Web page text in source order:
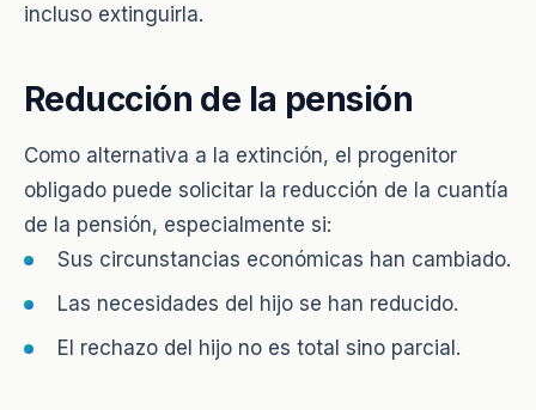
incluso extinguirla.
Reducción de la pensión
Como alternativa a la extinción, el progenitor
obligado puede solicitar la reducción de la cuantía
de la pensión, especialmente si:
Sus circunstancias económicas han cambiado.
Las necesidades del hijo se han reducido.
El rechazo del hijo no es total sino parcial.